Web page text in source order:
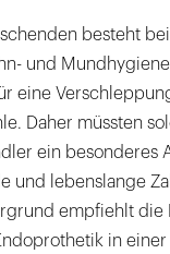
besteht
und
eine
Daher müssten
ein besonderes
und lebenslange
empfiehlt die
in